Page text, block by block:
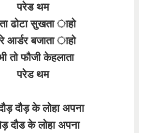
परेड थम
ढोटा सुखता ाहो
आर्डर बजाता ाहो
तो फौजी केहलाता
परेड थम
दौड़ के लोहा अपना
दौड के लोहा अपना